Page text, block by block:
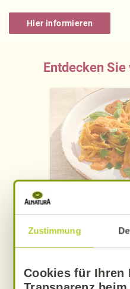
Zustimmung
Cookies für Ihren
Hier informieren
Entdecken
Cremige
Aufwand